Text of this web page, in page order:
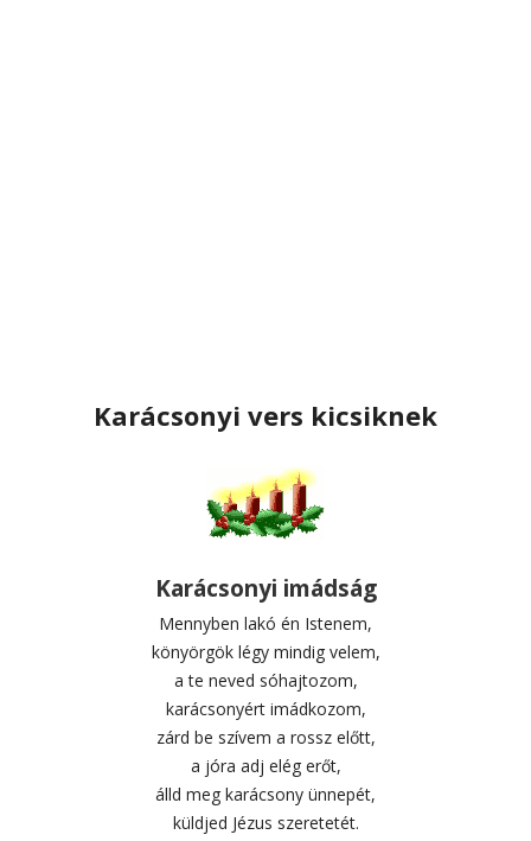
Karácsonyi vers kicsiknek
Karácsonyi imádság
Mennyben lakó én Istenem,
könyörgök légy mindig velem,
a te neved sóhajtozom,
karácsonyért imádkozom,
zárd be szívem a rossz előtt,
a jóra adj elég erőt,
álld meg karácsony ünnepét,
küldjed Jézus szeretetét.